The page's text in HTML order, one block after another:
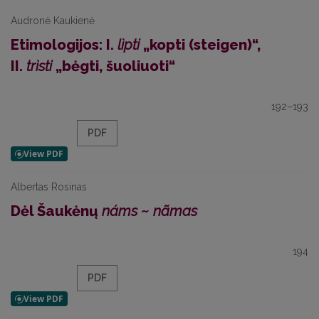
Audronė Kaukienė
Etimologijos: I. lìpti„kopti (steigen)“,
II. trìsti„bėgti, šuoliuoti“
192–193
PDF
Albertas Rosinas
Dėl Šaukėnų náms~ nãmas
194
PDF